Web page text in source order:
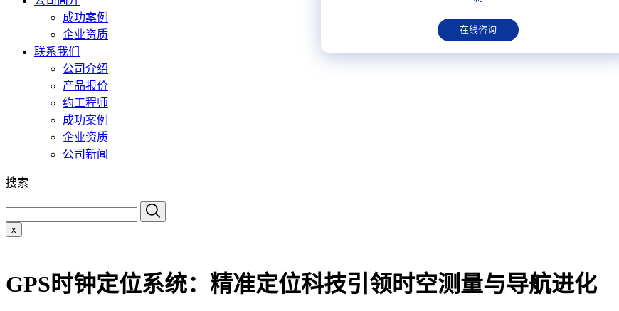
成功案例
企业资质
联系我们
公司介绍
产品报价
约工程师
成功案例
企业资质
公司新闻
搜索
x
GPS时钟定位系统：精准定位科技引领时空测量与导航进化
在线咨询